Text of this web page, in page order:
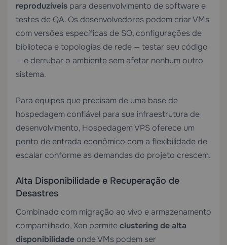
reproduzíveis para desenvolvimento de software e
testes de QA. Os desenvolvedores podem criar VMs
com versões específicas de SO, configurações de
biblioteca e topologias de rede — testar seu código
— e derrubar o ambiente sem afetar nenhum outro
sistema.
Para equipes que precisam de uma base de
hospedagem confiável para sua infraestrutura de
desenvolvimento, Hospedagem VPS oferece um
ponto de entrada econômico com a flexibilidade de
escalar conforme as demandas do projeto crescem.
Alta Disponibilidade e Recuperação de
Desastres
Combinado com migração ao vivo e armazenamento
compartilhado, Xen permiteclustering de alta
disponibilidade onde VMs podem ser